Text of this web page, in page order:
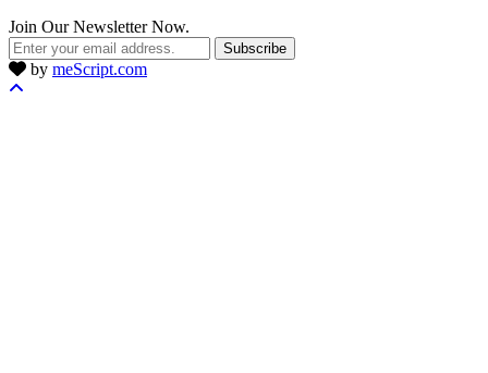
Join Our Newsletter Now.
Subscribe
by meScript.com